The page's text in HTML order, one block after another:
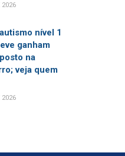
2026
nível 1
ganham
na
veja quem
2026